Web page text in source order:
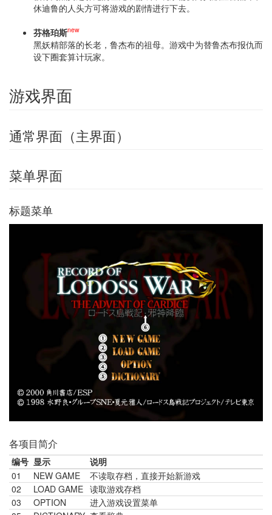
休迪鲁的人头方可将游戏的剧情进行下去。
芬格珀斯new
黑妖精部落的长老，鲁杰布的祖母。游戏中为替鲁杰布报仇而
设下圈套算计玩家。
游戏界面
通常界面（主界面）
菜单界面
标题菜单
各项目简介
编号 显示
说明
01
NEW GAME
不读取存档，直接开始新游戏
02
LOAD GAME 读取游戏存档
03
OPTION
进入游戏设置菜单